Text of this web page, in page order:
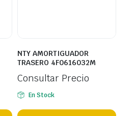
NTY AMORTIGUADOR
TRASERO 4F0616032M
Consultar Precio
En Stock